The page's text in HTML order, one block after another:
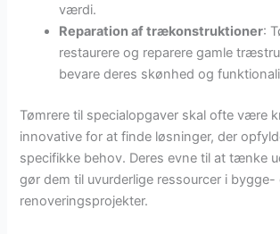
værdi.
Reparation af trækonstruktioner:
restaurere og reparere gamle
bevare deres skønhed og
Tømrere til specialopgaver skal ofte være
innovative for at finde løsninger, der
specifikke behov. Deres evne til at tænke
gør dem til uvurderlige ressourcer i bygge-
renoveringsprojekter.